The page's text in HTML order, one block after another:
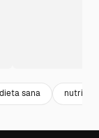
dieta sana